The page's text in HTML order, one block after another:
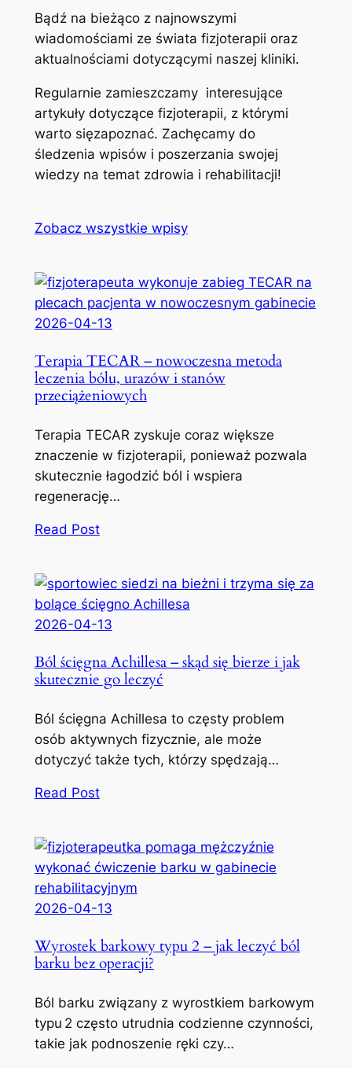
Bądź na bieżąco z najnowszymi
wiadomościami ze świata fizjoterapii oraz
aktualnościami dotyczącymi naszej kliniki.
Regularnie zamieszczamy interesujące
artykuły dotyczące fizjoterapii, z którymi
warto sięzapoznać. Zachęcamy do
śledzenia wpisów i poszerzania swojej
wiedzy na temat zdrowia i rehabilitacji!
Zobacz wszystkie wpisy
2026-04-13
Terapia TECAR – nowoczesna metoda
leczenia bólu, urazów i stanów
przeciążeniowych
Terapia TECAR zyskuje coraz większe
znaczenie w fizjoterapii, ponieważ pozwala
skutecznie łagodzić ból i wspiera
regenerację…
Read Post
2026-04-13
Ból ścięgna Achillesa – skąd się bierze i jak
skutecznie go leczyć
Ból ścięgna Achillesa to częsty problem
osób aktywnych fizycznie, ale może
dotyczyć także tych, którzy spędzają…
Read Post
2026-04-13
Wyrostek barkowy typu 2 – jak leczyć ból
barku bez operacji?
Ból barku związany z wyrostkiem barkowym
typu 2 często utrudnia codzienne czynności,
takie jak podnoszenie ręki czy…